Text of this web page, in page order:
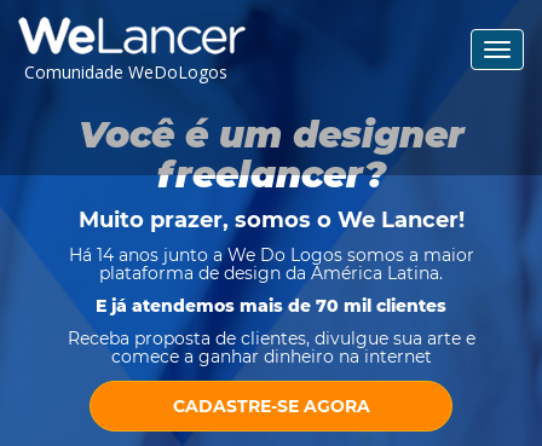
Comunidade WeDoLogos
Você é um designer
freelancer?
Muito prazer, somos o We Lancer!
Há 14 anos junto a We Do Logos somos a maior
plataforma de design da América Latina.
E já atendemos mais de 70 mil clientes
Receba proposta de clientes, divulgue sua arte e
comece a ganhar dinheiro na internet
CADASTRE-SE AGORA